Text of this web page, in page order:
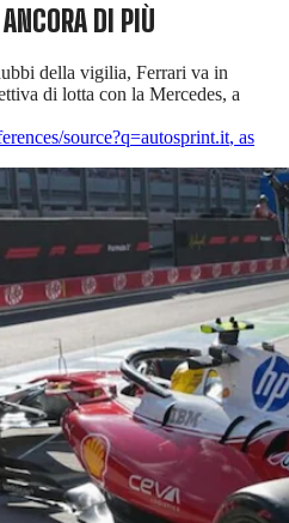
DI PIÙ
della vigilia, Ferrari va in
di lotta con la Mercedes, a
source?q=autosprint.it, as